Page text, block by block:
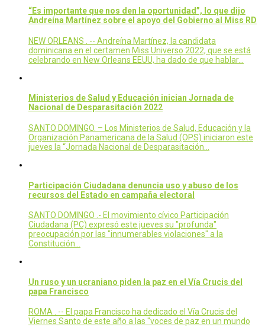
“Es importante que nos den la oportunidad”, lo que dijo
Andreína Martínez sobre el apoyo del Gobierno al Miss RD
NEW ORLEANS . -- Andreína Martínez, la candidata
dominicana en el certamen Miss Universo 2022, que se está
celebrando en New Orleans EEUU, ha dado de que hablar…
Ministerios de Salud y Educación inician Jornada de
Nacional de Desparasitación 2022
SANTO DOMINGO. – Los Ministerios de Salud, Educación y la
Organización Panamericana de la Salud (OPS) iniciaron este
jueves la “Jornada Nacional de Desparasitación…
Participación Ciudadana denuncia uso y abuso de los
recursos del Estado en campaña electoral
SANTO DOMINGO .- El movimiento cívico Participación
Ciudadana (PC) expresó este jueves su "profunda"
preocupación por las "innumerables violaciones" a la
Constitución…
Un ruso y un ucraniano piden la paz en el Vía Crucis del
papa Francisco
ROMA . -- El papa Francisco ha dedicado el Vía Crucis del
Viernes Santo de este año a las "voces de paz en un mundo